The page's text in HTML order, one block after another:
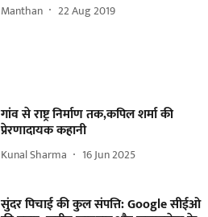
Manthan 22 Aug 2019
गांव से राष्ट्र निर्माण तक,कपिल शर्मा की
प्रेरणादायक कहानी
Kunal Sharma 16 Jun 2025
सुंदर पिचाई की कुल संपत्ति: Google सीईओ